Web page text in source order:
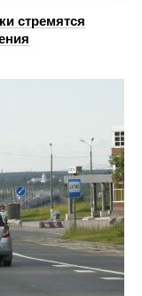
стремятся